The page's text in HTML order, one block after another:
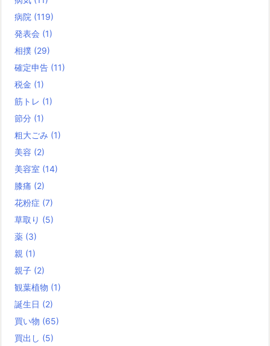
病院 (119)
発表会 (1)
相撲 (29)
確定申告 (11)
税金 (1)
筋トレ (1)
節分 (1)
粗大ごみ (1)
美容 (2)
美容室 (14)
膝痛 (2)
花粉症 (7)
草取り (5)
薬 (3)
親 (1)
親子 (2)
観葉植物 (1)
誕生日 (2)
買い物 (65)
買出し (5)